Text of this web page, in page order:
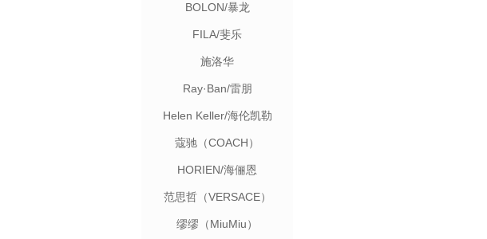
BOLON/暴龙
FILA/斐乐
施洛华
Ray·Ban/雷朋
Helen Keller/海伦凯勒
蔻驰（COACH）
HORIEN/海俪恩
范思哲（VERSACE）
缪缪（MiuMiu）